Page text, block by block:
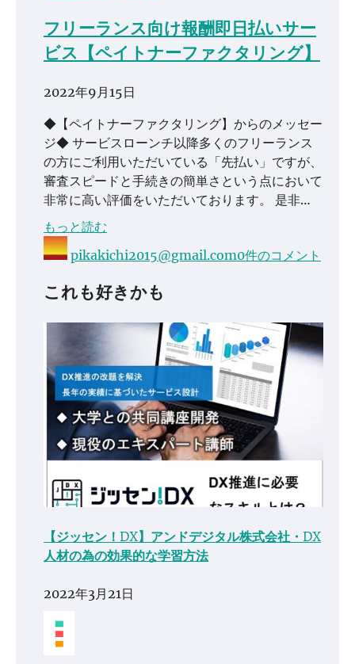
フリーランス向け報酬即日払いサー
ビス【ペイトナーファクタリング】
2022年9月15日
◆【ペイトナーファクタリング】からのメッセー
ジ◆ サービスローンチ以降多くのフリーランス
の方にご利用いただいている「先払い」ですが、
審査スピードと手続きの簡単さという点において
非常に高い評価をいただいております。 是非…
もっと読む
pikakichi2015@gmail.com0件のコメント
これも好きかも
【ジッセン！DX】アンドデジタル株式会社・DX
人材の為の効果的な学習方法
2022年3月21日